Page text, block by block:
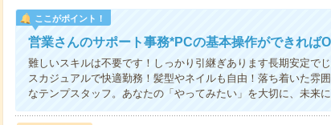
ここがポイント！
営業さんのサポート事務*PCの基本操作ができれば
難しいスキルは不要です！しっかり引継ぎあります長期安定で
スカジュアルで快適勤務！髪型やネイルも自由！落ち着いた雰
なテンプスタッフ。あなたの「やってみたい」を大切に、未来